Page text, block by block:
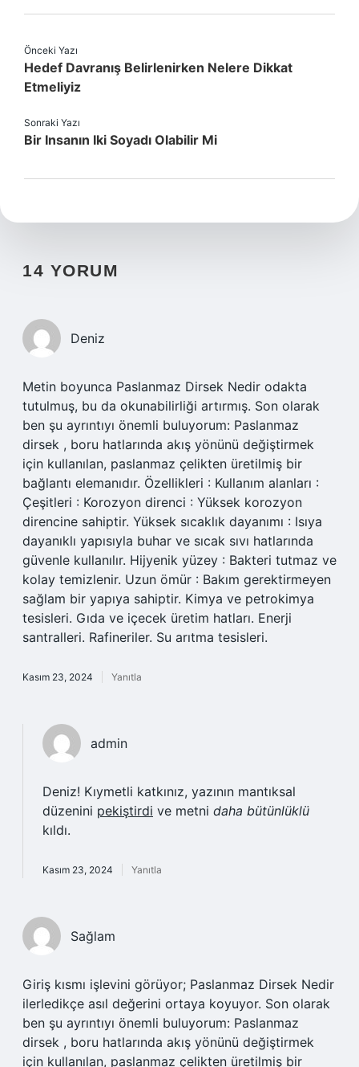
Önceki Yazı
Hedef Davranış Belirlenirken Nelere Dikkat
Etmeliyiz
Sonraki Yazı
Bir Insanın Iki Soyadı Olabilir Mi
14 YORUM
Deniz
Metin boyunca Paslanmaz Dirsek Nedir odakta
tutulmuş, bu da okunabilirliği artırmış. Son olarak
ben şu ayrıntıyı önemli buluyorum: Paslanmaz
dirsek , boru hatlarında akış yönünü değiştirmek
için kullanılan, paslanmaz çelikten üretilmiş bir
bağlantı elemanıdır. Özellikleri : Kullanım alanları :
Çeşitleri : Korozyon direnci : Yüksek korozyon
direncine sahiptir. Yüksek sıcaklık dayanımı : Isıya
dayanıklı yapısıyla buhar ve sıcak sıvı hatlarında
güvenle kullanılır. Hijyenik yüzey : Bakteri tutmaz ve
kolay temizlenir. Uzun ömür : Bakım gerektirmeyen
sağlam bir yapıya sahiptir. Kimya ve petrokimya
tesisleri. Gıda ve içecek üretim hatları. Enerji
santralleri. Rafineriler. Su arıtma tesisleri.
Kasım 23, 2024 Yanıtla
admin
Deniz! Kıymetli katkınız, yazının mantıksal
düzenini pekiştirdi ve metni daha bütünlüklü
kıldı.
Kasım 23, 2024 Yanıtla
Sağlam
Giriş kısmı işlevini görüyor; Paslanmaz Dirsek Nedir
ilerledikçe asıl değerini ortaya koyuyor. Son olarak
ben şu ayrıntıyı önemli buluyorum: Paslanmaz
dirsek , boru hatlarında akış yönünü değiştirmek
için kullanılan, paslanmaz çelikten üretilmiş bir